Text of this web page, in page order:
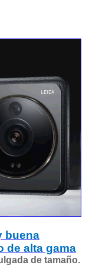
buena
de alta gama
de tamaño.